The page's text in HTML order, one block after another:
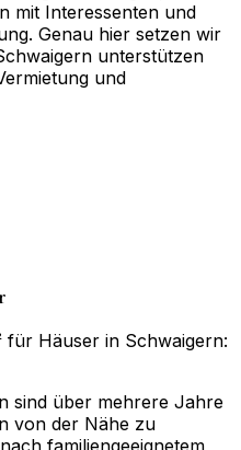
mit Interessenten und
Genau hier setzen wir
unterstützen
und
Häuser in Schwaigern:
sind über mehrere Jahre
von der Nähe zu
familiengeeignetem